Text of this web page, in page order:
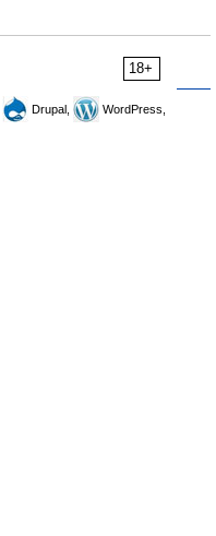
18+
Drupal,
WordPress,